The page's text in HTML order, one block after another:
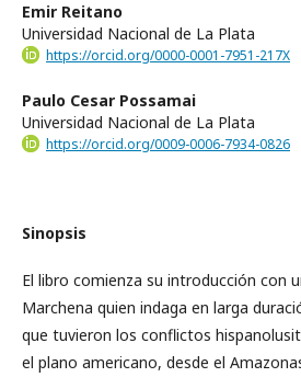
Emir Reitano
Universidad Nacional de La Plata
https://orcid.org/0000-0001-7951-217X
Paulo Cesar Possamai
Universidad Nacional de La Plata
https://orcid.org/0009-0006-7934-0826
Sinopsis
El libro comienza su introducción con
Marchena quien indaga en larga
que tuvieron los conflictos
el plano americano, desde el